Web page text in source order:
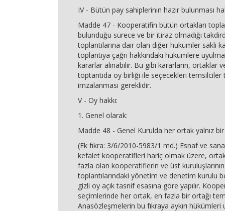
IV - Bütün pay sahiplerinin hazır bulunması
Madde 47 - Kooperatifin bütün ortakları
bulunduğu sürece ve bir itiraz olmadığı
toplantılarına dair olan diğer hükümler saklı
toplantıya çağrı hakkındaki hükümlere
kararlar alınabilir. Bu gibi kararların, ortaklar
toptantıda oy birliği ile seçecekleri temsilciler
imzalanması gereklidir.
V - Oy hakkı:
1. Genel olarak:
Madde 48 - Genel Kurulda her ortak yalnız
(Ek fıkra: 3/6/2010-5983/1 md.) Esnaf ve
kefalet kooperatifleri hariç olmak üzere, ortak
fazla olan kooperatiflerin ve üst
toplantılarındaki yönetim ve denetim kurulu
gizli oy açık tasnif esasına göre yapılır.
seçimlerinde her ortak, en fazla bir ortağı
Anasözleşmelerin bu fıkraya aykırı hükümleri